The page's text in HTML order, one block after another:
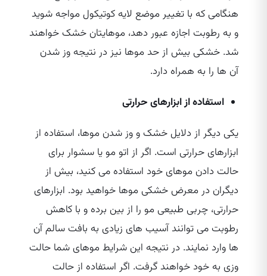
هنگامی که با تغییر موضع لایه کوتیکول مواجه شوید
و به رطوبت اجازه عبور دهد، موهایتان خشک خواهند
شد. خشکی بیش از حد موها نیز در نتیجه وز شدن
آن ها را به همراه دارد.
استفاده از ابزارهای حرارتی
یکی دیگر از دلایل خشک و وز شدن موها، استفاده از
ابزارهای حرارتی است. اگر از اتو مو یا سشوار برای
حالت دادن موهای خود استفاده می‌ کنید، بیش از
دیگران در معرض خشکی موها خواهید بود. ابزارهای
حرارتی، چربی طبیعی مو را از بین برده و با کاهش
رطوبت می‌ توانند آسیب‌ های زیادی به بافت سالم آن
ها وارد نمایند. در نتیجه این شرایط موهای شما حالت
وزی به خود خواهند گرفت. اگر استفاده از حالت